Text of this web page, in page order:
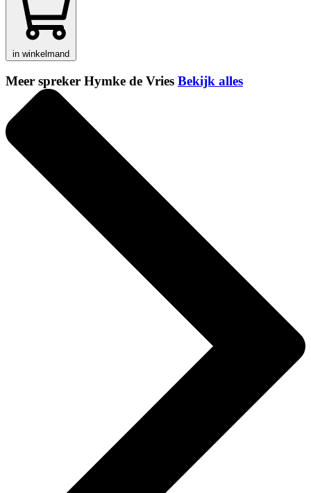
in winkelmand
Meer spreker Hymke de Vries Bekijk alles